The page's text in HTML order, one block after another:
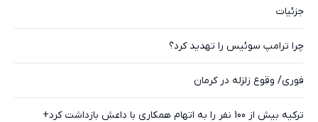
جزئیات
چرا ترامپ سوئیس را تهدید کرد؟
فوری/ وقوع زلزله در کرمان
ترکیه بیش از 100 نفر را به اتهام همکاری با داعش بازداشت کرد+